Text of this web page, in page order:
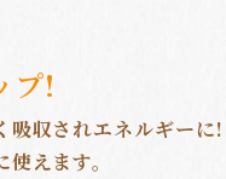
プ!
吸収されエネルギーに!
えます。